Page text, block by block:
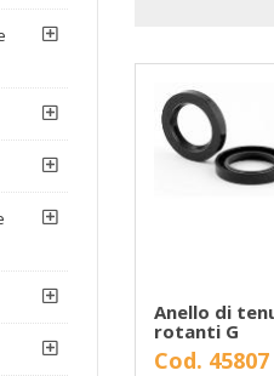
Anello di
rotanti G
Cod. 45807